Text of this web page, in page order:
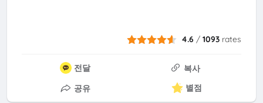
4.6 /1093 rates
전달
복사
공유
별점